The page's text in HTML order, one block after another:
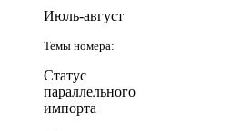
Июль-август
Темы номера:
Статус
параллельного
импорта